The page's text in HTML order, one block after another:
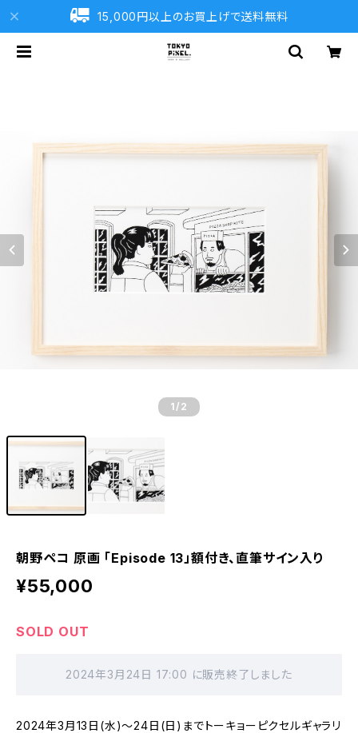
15,000円以上のお買上げで送料無料
1 /2
朝野ペコ 原画 「Episode 13」額付き、直筆サイン入り
¥55,000
SOLD OUT
2024年3月24日 17:00 に販売終了しました
2024年3月13日(水)〜24日(日)までトーキョーピクセルギャラリ